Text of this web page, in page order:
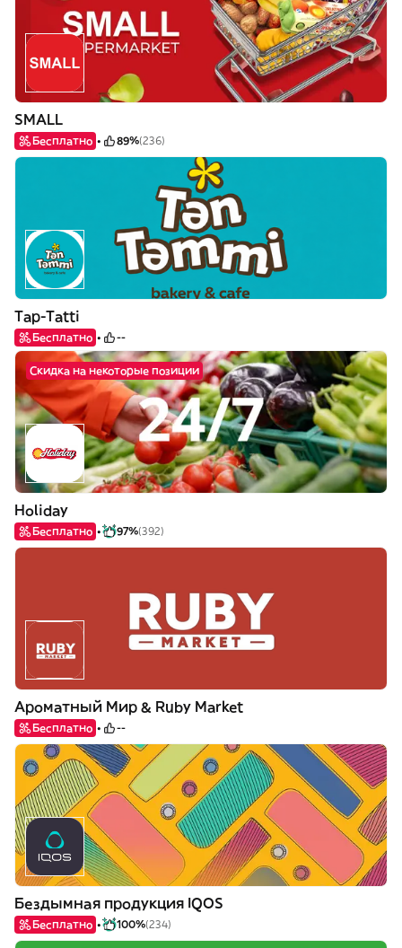
SMALL
Бесплатно 89%(236)
Tap-Tatti
Бесплатно --
Скидка на некоторые позиции
Holiday
Бесплатно 97%(392)
Ароматный Мир & Ruby Market
Бесплатно --
Бездымная продукция IQOS
Бесплатно 100%(234)